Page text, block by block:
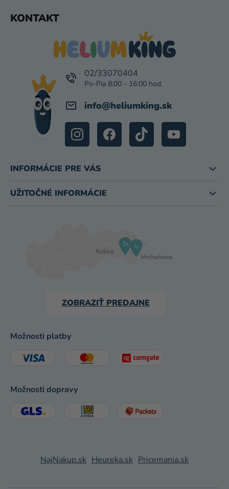
KONTAKT
info@heliumking.sk
02/33070404
INFORMÁCIE PRE VÁS
UŽITOČNÉ INFORMÁCIE
ZOBRAZIŤ PREDAJNE
Možnosti platby
Možnosti dopravy
NajNakup.sk Heureka.sk Pricemania.sk